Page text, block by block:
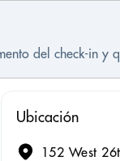
del check-in y
Ubicación
152 West